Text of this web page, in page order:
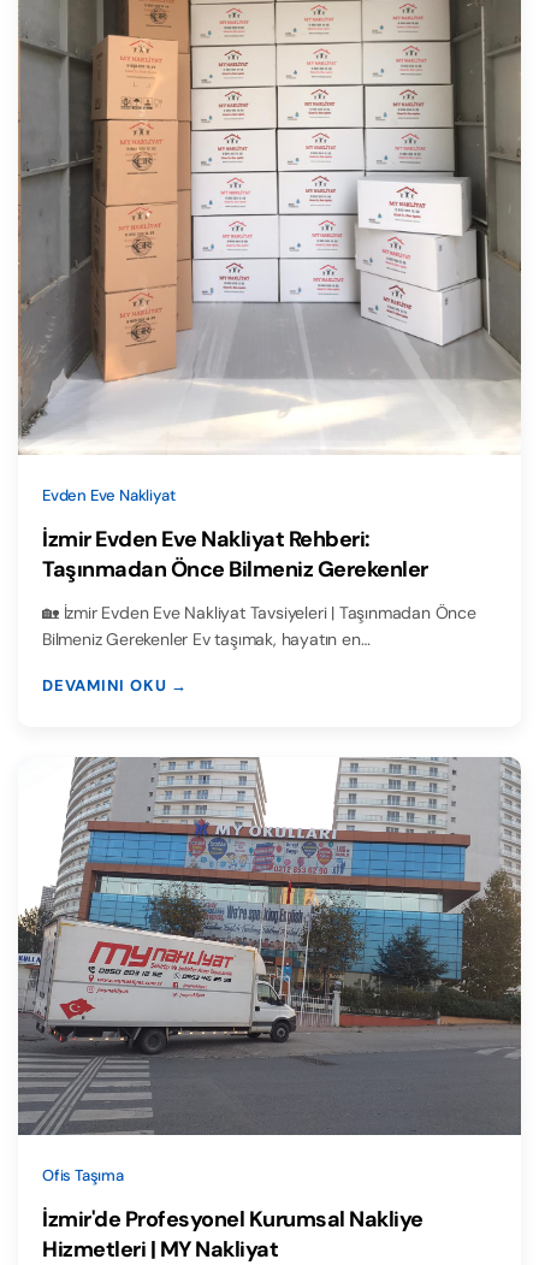
Evden Eve Nakliyat
İzmir Evden Eve Nakliyat Rehberi:
Taşınmadan Önce Bilmeniz Gerekenler
🏡 İzmir Evden Eve Nakliyat Tavsiyeleri | Taşınmadan Önce
Bilmeniz Gerekenler Ev taşımak, hayatın en…
DEVAMINI OKU →
Ofis Taşıma
İzmir'de Profesyonel Kurumsal Nakliye
Hizmetleri | MY Nakliyat